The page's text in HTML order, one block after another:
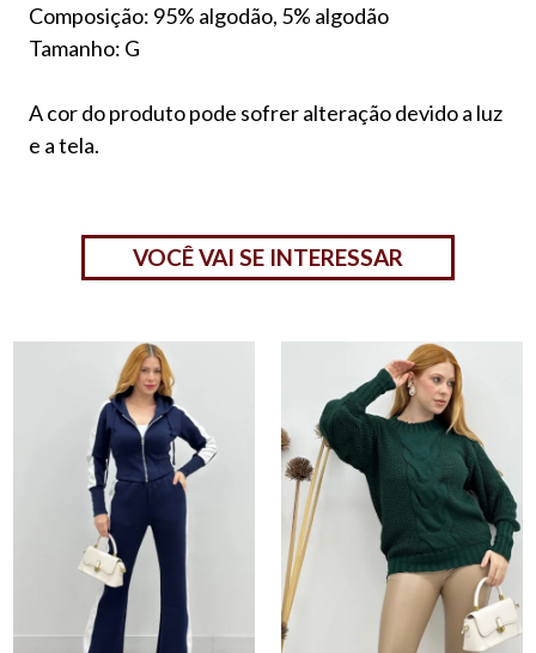
Composição: 95% algodão, 5% algodão
Tamanho: G
A cor do produto pode sofrer alteração devido a luz
e a tela.
VOCÊ VAI SE INTERESSAR